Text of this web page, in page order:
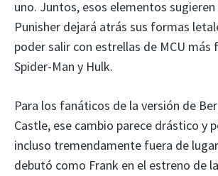
uno. Juntos, esos elementos
Punisher dejará atrás sus formas
poder salir con estrellas de MCU más
Spider-Man y Hulk.
Para los fanáticos de la versión de
Castle, ese cambio parece drástico y
incluso tremendamente fuera de
debutó como Frank en el estreno de